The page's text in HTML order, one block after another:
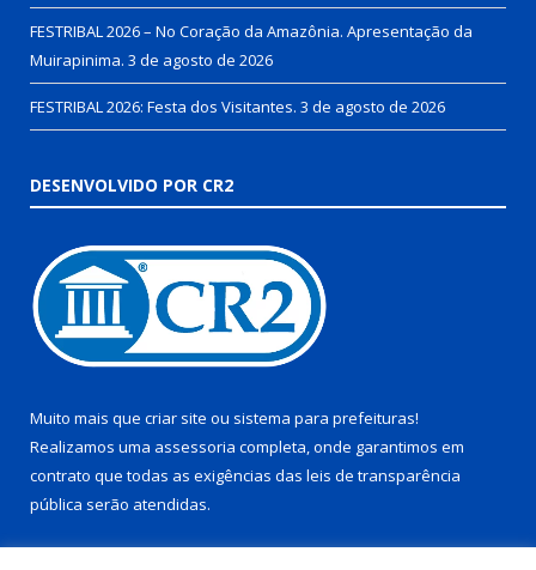
FESTRIBAL 2026 – No Coração da Amazônia. Apresentação da
Muirapinima. 3 de agosto de 2026
FESTRIBAL 2026: Festa dos Visitantes. 3 de agosto de 2026
DESENVOLVIDO POR CR2
Muito mais que criar site ou sistema para prefeituras!
Realizamos uma assessoria completa, onde garantimos em
contrato que todas as exigências das leis de transparência
pública serão atendidas.